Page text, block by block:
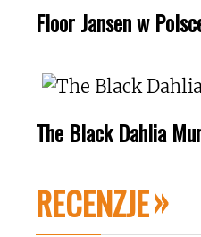
Floor Jansen w
The Black Dahlia
RECENZJE